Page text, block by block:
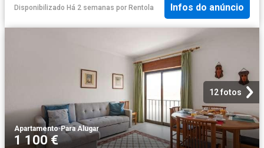
Disponibilizado Há 2 semanas por Rentola Infos do anúncio
12 fotos
Apartamento·Para Alugar
1 100 €